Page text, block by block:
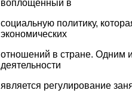
воплощенный в
социальную политику,
экономических
отношений в стране. Одним
деятельности
является регулирование